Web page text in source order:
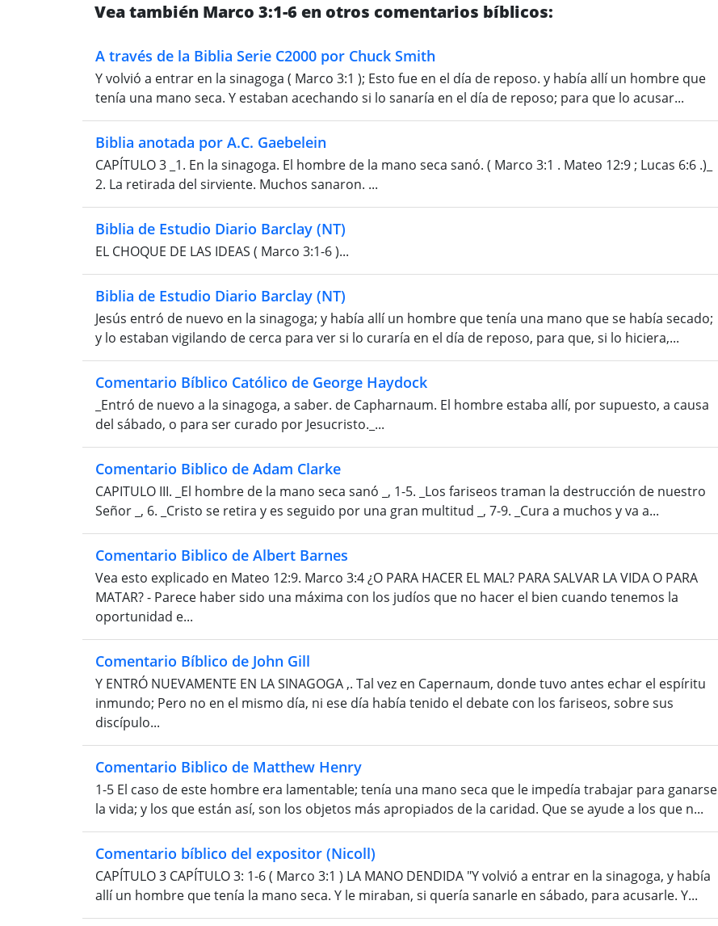
Vea también Marco 3:1-6 en otros comentarios bíblicos:
A través de la Biblia Serie C2000 por Chuck Smith
Y volvió a entrar en la sinagoga ( Marco 3:1 ); Esto fue en el día de reposo. y había allí un hombre que
tenía una mano seca. Y estaban acechando si lo sanaría en el día de reposo; para que lo acusar...
Biblia anotada por A.C. Gaebelein
CAPÍTULO 3 _1. En la sinagoga. El hombre de la mano seca sanó. ( Marco 3:1 . Mateo 12:9 ; Lucas 6:6 .)_
2. La retirada del sirviente. Muchos sanaron. ...
Biblia de Estudio Diario Barclay (NT)
EL CHOQUE DE LAS IDEAS ( Marco 3:1-6 )...
Biblia de Estudio Diario Barclay (NT)
Jesús entró de nuevo en la sinagoga; y había allí un hombre que tenía una mano que se había secado;
y lo estaban vigilando de cerca para ver si lo curaría en el día de reposo, para que, si lo hiciera,...
Comentario Bíblico Católico de George Haydock
_Entró de nuevo a la sinagoga, a saber. de Capharnaum. El hombre estaba allí, por supuesto, a causa
del sábado, o para ser curado por Jesucristo._...
Comentario Biblico de Adam Clarke
CAPITULO III. _El hombre de la mano seca sanó _, 1-5. _Los fariseos traman la destrucción de nuestro
Señor _, 6. _Cristo se retira y es seguido por una gran multitud _, 7-9. _Cura a muchos y va a...
Comentario Biblico de Albert Barnes
Vea esto explicado en Mateo 12:9. Marco 3:4 ¿O PARA HACER EL MAL? PARA SALVAR LA VIDA O PARA
MATAR? - Parece haber sido una máxima con los judíos que no hacer el bien cuando tenemos la
oportunidad e...
Comentario Bíblico de John Gill
Y ENTRÓ NUEVAMENTE EN LA SINAGOGA ,. Tal vez en Capernaum, donde tuvo antes echar el espíritu
inmundo; Pero no en el mismo día, ni ese día había tenido el debate con los fariseos, sobre sus
discípulo...
Comentario Biblico de Matthew Henry
1-5 El caso de este hombre era lamentable; tenía una mano seca que le impedía trabajar para ganarse
la vida; y los que están así, son los objetos más apropiados de la caridad. Que se ayude a los que n...
Comentario bíblico del expositor (Nicoll)
CAPÍTULO 3 CAPÍTULO 3: 1-6 ( Marco 3:1 ) LA MANO DENDIDA "Y volvió a entrar en la sinagoga, y había
allí un hombre que tenía la mano seca. Y le miraban, si quería sanarle en sábado, para acusarle. Y...